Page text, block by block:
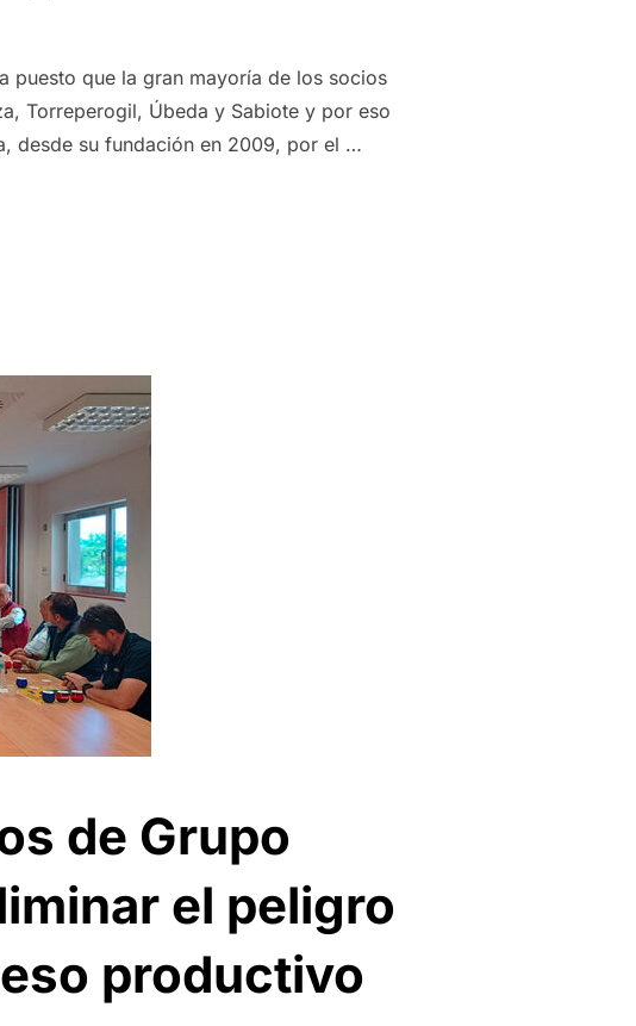
puesto que la gran mayoría de los socios
Torreperogil, Úbeda y Sabiote y por eso
desde su fundación en 2009, por el …
VUELVE A SER PATROCINADOR PRINCIPAL DE FUTUROLIVA Y
de Grupo
el peligro
productivo